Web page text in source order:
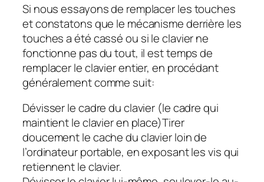
Si nous essayons de remplacer les touches
et constatons que le mécanisme derrière les
touches a été cassé ou si le clavier ne
fonctionne pas du tout, il est temps de
remplacer le clavier entier, en procédant
généralement comme suit:
Dévisser le cadre du clavier (le cadre qui
maintient le clavier en place)Tirer
doucement le cache du clavier loin de
l’ordinateur portable, en exposant les vis qui
retiennent le clavier.